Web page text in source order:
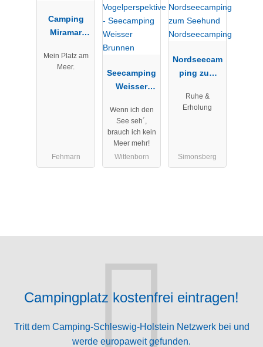
Camping
Miramar
KG
Mein Platz am
Meer.
Fehmarn
Seecamping
Weisser
Wenn ich den
See seh´,
brauch ich kein
Meer mehr!
Wittenborn
Nordseecam
ping zum
Nordseecam
Ruhe &
Erholung
Simonsberg
Campingplatz kostenfrei eintragen!
Tritt dem Camping-Schleswig-Holstein Netzwerk bei und
werde europaweit gefunden.